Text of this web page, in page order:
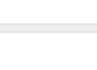
valodā.